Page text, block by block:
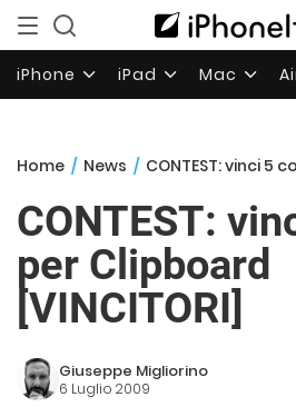
iPhone iPad Mac
Home / News / CONTEST: vinci 5
CONTEST:
per Clipboard
[VINCITORI]
Giuseppe Migliorino
6 Luglio 2009